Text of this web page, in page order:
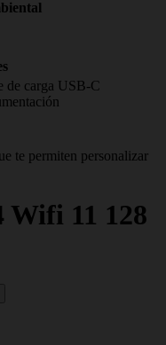
de carga USB-C
te permiten personalizar
11 128